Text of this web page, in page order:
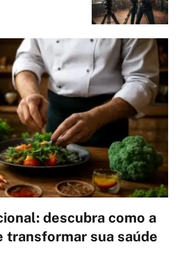
descubra como a
transformar sua saúde